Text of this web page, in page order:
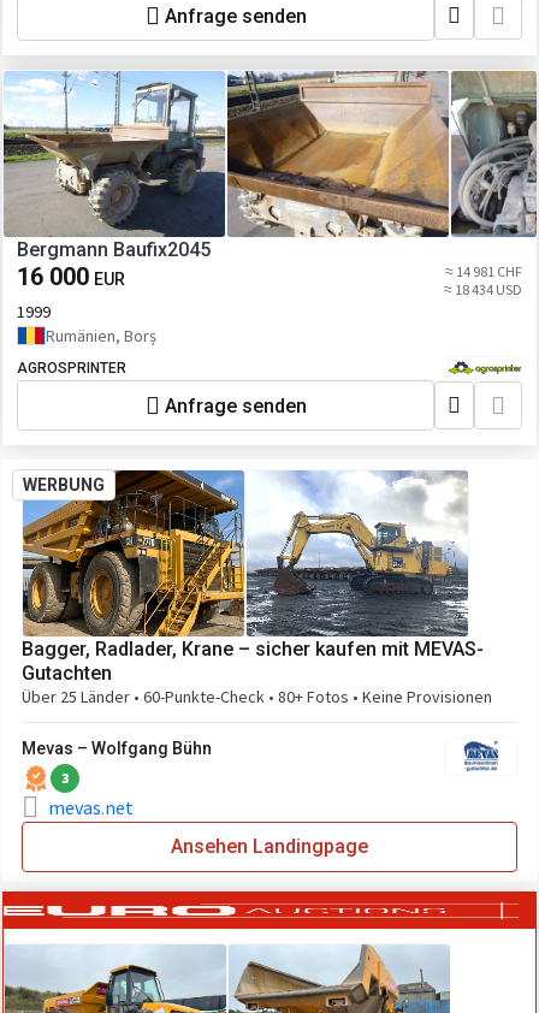
Anfrage senden
Bergmann Baufix2045
16 000 EUR
≈ 14 981 CHF
≈ 18 434 USD
1999
Rumänien, Borș
AGROSPRINTER
Anfrage senden
WERBUNG
Bagger, Radlader, Krane – sicher kaufen mit MEVAS-
Gutachten
Über 25 Länder • 60-Punkte-Check • 80+ Fotos • Keine Provisionen
Mevas – Wolfgang Bühn
3
mevas.net
Ansehen Landingpage